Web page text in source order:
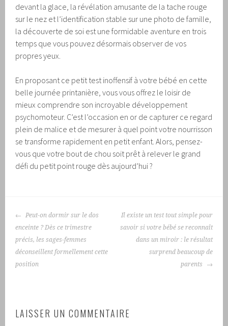
devant la glace, la révélation amusante de la tache rouge
sur le nez et l’identification stable sur une photo de famille,
la découverte de soi est une formidable aventure en trois
temps que vous pouvez désormais observer de vos
propres yeux.
En proposant ce petit test inoffensif à votre bébé en cette
belle journée printanière, vous vous offrez le loisir de
mieux comprendre son incroyable développement
psychomoteur. C’est l’occasion en or de capturer ce regard
plein de malice et de mesurer à quel point votre nourrisson
se transforme rapidement en petit enfant. Alors, pensez-
vous que votre bout de chou soit prêt à relever le grand
défi du petit point rouge dès aujourd’hui ?
NAVIGATION
DES
ARTICLES
Peut-on dormir sur le dos
enceinte ? Dès ce trimestre
précis, les sages-femmes
déconseillent formellement cette
position
Il existe un test tout simple pour
savoir si votre bébé se reconnaît
dans un miroir : le résultat
surprend beaucoup de
parents
LAISSER UN COMMENTAIRE